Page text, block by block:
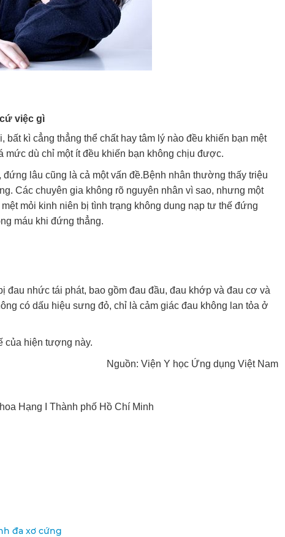
việc gì
kì cẳng thẳng thể chất hay tâm lý nào đều khiến bạn mệt
mức dù chỉ một ít đều khiến bạn không chịu được.
lâu cũng là cả một vấn đề.Bệnh nhân thường thấy triệu
Các chuyên gia không rõ nguyên nhân vì sao, nhưng một
mỏi kinh niên bị tình trạng không dung nạp tư thế đứng
máu khi đứng thẳng.
nhức tái phát, bao gồm đau đầu, đau khớp và đau cơ và
có dấu hiệu sưng đỏ, chỉ là cảm giác đau không lan tỏa ở
của hiện tượng này.
Nguồn: Viện Y học Ứng dụng Việt Nam
Hạng I Thành phố Hồ Chí Minh
đa xơ cứng